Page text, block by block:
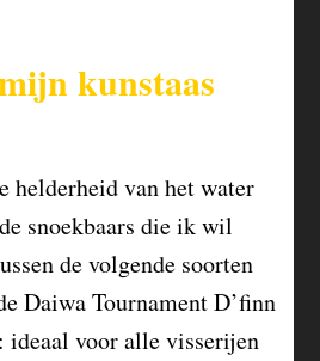
kunstaas
helderheid van het water
snoekbaars die ik wil
de volgende soorten
Daiwa Tournament D’finn
ideaal voor alle visserijen